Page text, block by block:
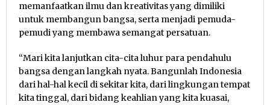
memanfaatkan ilmu dan kreativitas yang dimiliki
untuk membangun bangsa, serta menjadi pemuda-
pemudi yang membawa semangat persatuan.
“Mari kita lanjutkan cita-cita luhur para pendahulu
bangsa dengan langkah nyata. Bangunlah Indonesia
dari hal-hal kecil di sekitar kita, dari lingkungan tempat
kita tinggal, dari bidang keahlian yang kita kuasai,